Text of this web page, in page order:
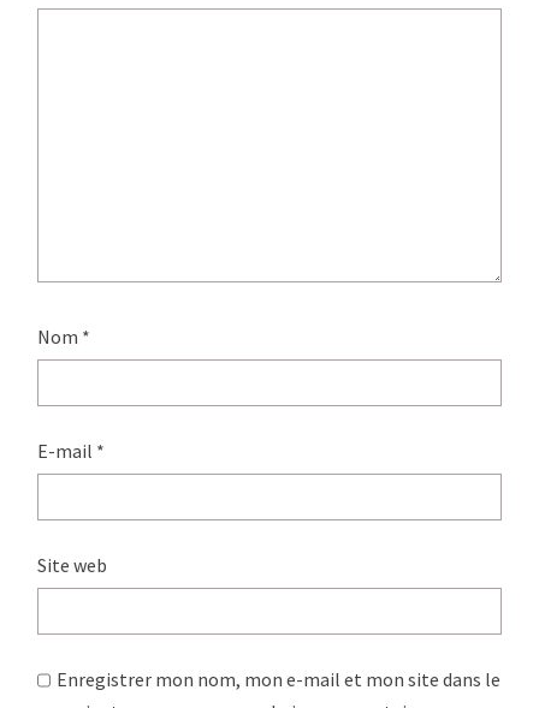
Nom *
E-mail *
Site web
Enregistrer mon nom, mon e-mail et mon site dans le